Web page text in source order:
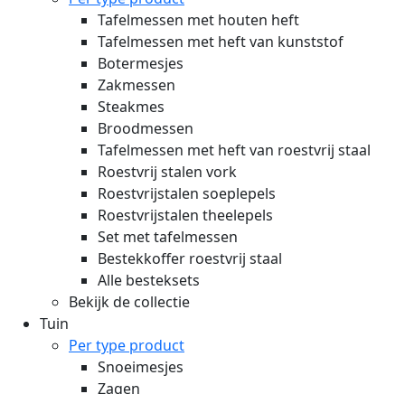
Tafelmessen met houten heft
Tafelmessen met heft van kunststof
Botermesjes
Zakmessen
Steakmes
Broodmessen
Tafelmessen met heft van roestvrij staal
Roestvrij stalen vork
Roestvrijstalen soeplepels
Roestvrijstalen theelepels
Set met tafelmessen
Bestekkoffer roestvrij staal
Alle besteksets
Bekijk de collectie
Tuin
Per type product
Snoeimesjes
Zagen